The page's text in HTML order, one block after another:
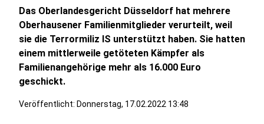
Das Oberlandesgericht Düsseldorf hat mehrere
Oberhausener Familienmitglieder verurteilt, weil
sie die Terrormiliz IS unterstützt haben. Sie hatten
einem mittlerweile getöteten Kämpfer als
Familienangehörige mehr als 16.000 Euro
geschickt.
Veröffentlicht: Donnerstag, 17.02.2022 13:48